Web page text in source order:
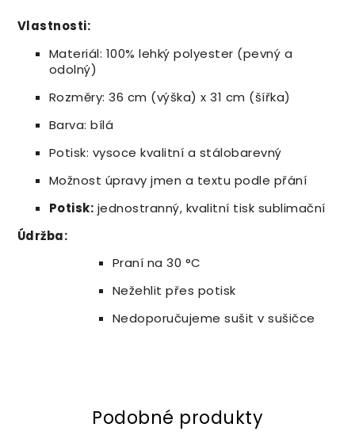
Vlastnosti:
Materiál: 100% lehký polyester (pevný a
odolný)
Rozměry: 36 cm (výška) x 31 cm (šířka)
Barva: bílá
Potisk: vysoce kvalitní a stálobarevný
Možnost úpravy jmen a textu podle přání
Potisk: jednostranný, kvalitní tisk sublimační
Údržba:
Praní na 30 °C
Nežehlit přes potisk
Nedoporučujeme sušit v sušičce
Podobné produkty